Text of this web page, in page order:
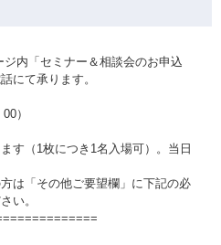
内「セミナー＆相談会のお申込
にて承ります。
）
す（1枚につき1名入場可）。当日
は「その他ご要望欄」に下記の必
い。